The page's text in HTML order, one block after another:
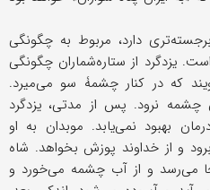
دارد، مربوط به چگونگی
یزدگرد از ستاره‌شماران چگونگی
که در کنار چشمۀ سو می‌میرد.
چشمه نرود. پس از مدتی، یزدگرد
بهبود نمی‌یابد. موبدان به او
و از خداوند پوزش بخواهد. شاه
می‌رسد و از آب چشمه می‌خورد و